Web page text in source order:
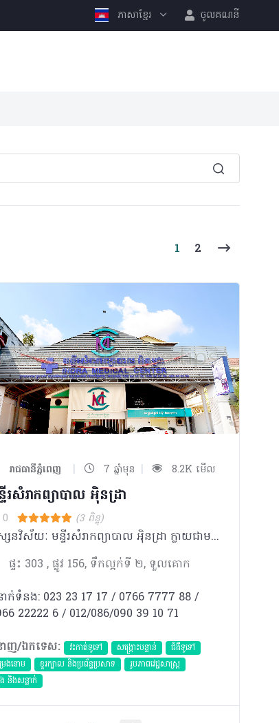
ភាសាខ្មែរ ចូលគណនី
1 (current)
2
រាជធានីភ្នំពេញ | 7 ឆ្នាំមុន | 8.2K មើល
រសំរាកព្យាបាល អុិនដ្រា
0 (3 ពិន្ទុ)
ទស្សនវិស័យៈ មន្ទីរសំរាកព្យាបាល អុិនដ្រា ក្លាយជាមន្ទីរពេទ្យ ជំរើសដ៏ល្អបំផុត ប្រកបដោយទំនុកចិត្ត សំរាប់ប្រជាជនកម្ពុជា និងជនបរទេស។ បេសកកម្មៈ មន្ទីរសំរាកព្យាបាល អុិនដ្រា ខិតខំប្រឹងប្រែងដើម្បីផ្ដល់នូវ ការថែទាំនិងការព្យាបាល ដែលមានគុណភាពអន្តរជាតិ ដោយក្រុម គ្រូពេទ្យជំនាញ ជាមួយសេវាកម្មល្អឥតខ្ចោះ សម្រាប់បំពេញសេចក្តីត្រូវការរបស់អតិថិជន ។ ការប្តេជ្ញាចិត្តរបស់យើងមានដូចខាងក្រោម: - ផ្ដល់នូវសេវាវេជ្ជសាស្រ្តដែលមានគុណភាពខ្ពស់ដោយគោរពបានតាមបទដ្ឋានអន្តរជាតិ។ -ប្រកាន់ខ្ជាប់នូវតម្លៃនិងក្រមសីលធម៍ វេជ្ជសាស្ត្រ និងសិល្បៈនៃការព្យាបាល ប្រើប្រាស់នូវបច្ចេកវិទ្យាខ្ពស់បំផុត រួមជាមួយនិងឧបករណ៍វេជ្ជសាស្រ្ត ទំនើបទាន់សម័យ។ -អភិវឌ្ឍន៍ចំណេះដឹងវេជ្ជសាស្ត្របន្ថែមដោយការចូលរួមវគ្គបណ្តុះបណ្តាលវេជ្ជសាស្រ្តបន្ត និងការចូលលរួម សិក្ខាសាលា ឬសន្និសិទក្នុងតំបន់ និងអន្ដរជាតិ។ -លើកតម្កើងនិងកែលំអរគុណភាពនៃជីវិតនិងការថែទាំដល់អ្នកជំងឺរបស់យើងនៅទូទាំងប្រទេសកម្ពុជា។
ផ្ទះ 303 , ផ្លូវ 156, ទឹកល្អក់ទី ២, ទួលគោក
ក់ទំនង: 023 23 17 17 / 0766 7777 88 /
22222 6 / 012/086/090 39 10 71
ាញ/ឯកទេស:
វះកាត់ទូទៅ សង្គ្រោះបន្ទាន់
ជំងឺទូទៅ
រងនោម
ខួរក្បាល និងប្រព័ន្ធប្រសាទ
​រូបភាពវេជ្ជសាស្រ្ត
ង និងសន្លាក់